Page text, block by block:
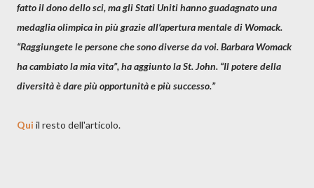
fatto il dono dello sci, ma gli Stati Uniti hanno guadagnato una
medaglia olimpica in più grazie all’apertura mentale di Womack.
“Raggiungete le persone che sono diverse da voi. Barbara Womack
ha cambiato la mia vita”, ha aggiunto la St. John. “Il potere della
diversità è dare più opportunità e più successo.”
Qui il resto dell'articolo.